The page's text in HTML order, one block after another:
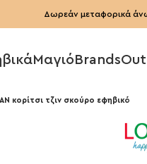
Δωρεάν μεταφορικά
Μαγιό Brands
κορίτσι τζιν σκούρο εφηβικό